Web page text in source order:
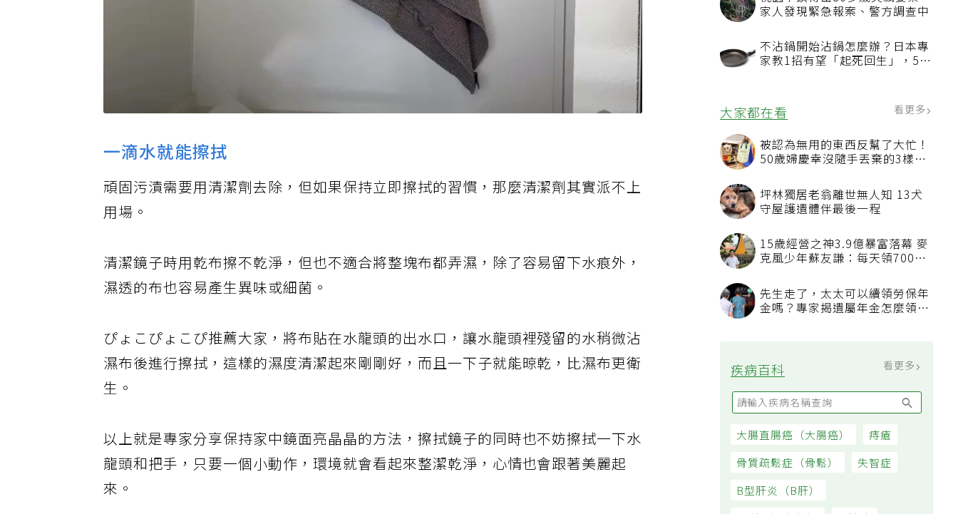
桃園平鎮傳出80多歲夫弒妻案
家人發現緊急報案、警方調查中
不沾鍋開始沾鍋怎麼辦？日本專
家教1招有望「起死回生」，5情
大家都在看
被認為無用的東西反幫了大忙！
50歲婦慶幸沒隨手丟棄的3樣物
坪林獨居老翁離世無人知 13犬
守屋護遺體伴最後一程
15歲經營之神3.9億暴富落幕 麥
過日子
先生走了，太太可以續領勞保年
疾病百科
一滴水就能擦拭
頑固污漬需要用清潔劑去除，但如果保持立即擦拭的習慣，那麼清潔劑其實派不上
用場。
清潔鏡子時用乾布擦不乾淨，但也不適合將整塊布都弄濕，除了容易留下水痕外，
濕透的布也容易產生異味或細菌。
ぴょこぴょこぴ推薦大家，將布貼在水龍頭的出水口，讓水龍頭裡殘留的水稍微沾
濕布後進行擦拭，這樣的濕度清潔起來剛剛好，而且一下子就能晾乾，比濕布更衛
生。
以上就是專家分享保持家中鏡面亮晶晶的方法，擦拭鏡子的同時也不妨擦拭一下水
龍頭和把手，只要一個小動作，環境就會看起來整潔乾淨，心情也會跟著美麗起
來。